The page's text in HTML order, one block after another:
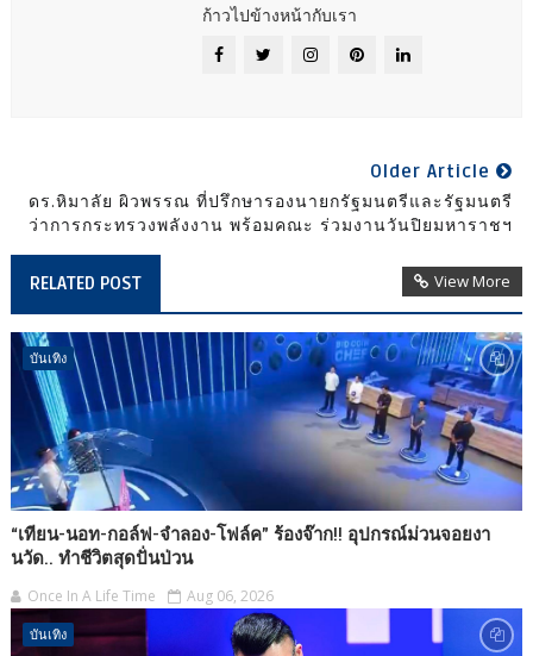
ก้าวไปข้างหน้ากับเรา
Older Article
ดร.หิมาลัย ผิวพรรณ ที่ปรึกษารองนายกรัฐมนตรีและรัฐมนตรี
ว่าการกระทรวงพลังงาน พร้อมคณะ ร่วมงานวันปิยมหาราชฯ
RELATED POST View More
บันเทิง
“เทียน-นอท-กอล์ฟ-จำลอง-โฟล์ค” ร้องจ๊าก!! อุปกรณ์ม่วนจอยงา
นวัด.. ทำชีวิตสุดปั่นป่วน
Once In A Life Time Aug 06, 2026
บันเทิง